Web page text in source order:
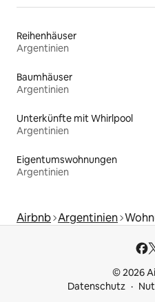
Reihenhäuser
Argentinien
Baumhäuser
Argentinien
Unterkünfte mit Whirlpool
Argentinien
Eigentumswohnungen
Argentinien
Airbnb Argentinien
© 2026
Datenschutz